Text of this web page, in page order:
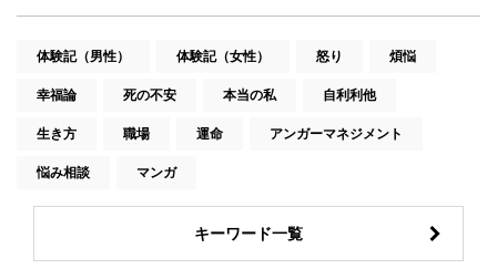
体験記（男性） 体験記（女性） 怒り 煩悩
幸福論 死の不安 本当の私 自利利他
生き方 職場 運命 アンガーマネジメント
悩み相談 マンガ
キーワード一覧